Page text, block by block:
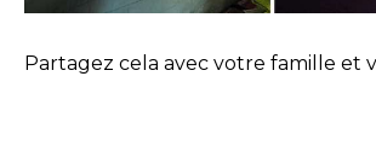
Partagez cela avec votre famille et